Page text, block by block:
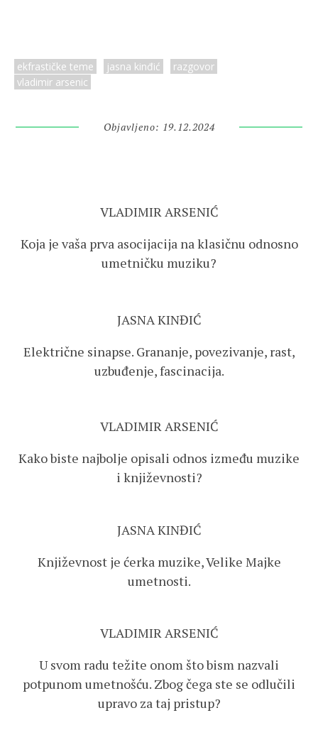
ekfrastičke teme jasna kinđić
razgovor
vladimir arsenic
Objavljeno: 19.12.2024
VLADIMIR ARSENIĆ
Koja je vaša prva asocijacija na klasičnu odnosno
umetničku muziku?
JASNA KINĐIĆ
Električne sinapse. Grananje, povezivanje, rast,
uzbuđenje, fascinacija.
VLADIMIR ARSENIĆ
Kako biste najbolje opisali odnos između muzike
i književnosti?
JASNA KINĐIĆ
Književnost je ćerka muzike, Velike Majke
umetnosti.
VLADIMIR ARSENIĆ
U svom radu težite onom što bism nazvali
potpunom umetnošću. Zbog čega ste se odlučili
upravo za taj pristup?